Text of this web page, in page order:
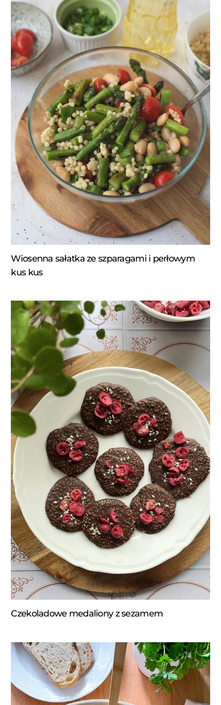
Wiosenna sałatka ze szparagami i perłowym
kus kus
Czekoladowe medaliony z sezamem